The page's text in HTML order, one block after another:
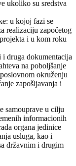
ukoliko su sredstva
u kojoj fazi se
realizaciju započetog
i u kom roku
i druga dokumentacija
na poboljšanje
okruženju
zapošljavanja i
samouprave u cilju
informacionih
organa jedinice
usluga, kao i
državnim i drugim